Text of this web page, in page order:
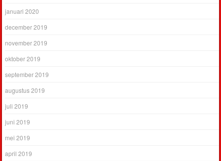
januari 2020
december 2019
november 2019
oktober 2019
september 2019
augustus 2019
juli 2019
juni 2019
mei 2019
april 2019